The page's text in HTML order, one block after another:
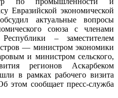
Евразийской экономической
актуальные вопросы
союза с членами
– заместителем
— министром экономики
и министром сельского,
регионов Аскарбеком
в рамках рабочего визита
этом сообщает пресс-служба